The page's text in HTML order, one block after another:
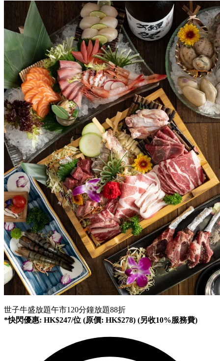
世子牛盛放題午市120分鐘放題88折
*快閃優惠: HK$247/位 (原價: HK$278) (另收10%服務費)